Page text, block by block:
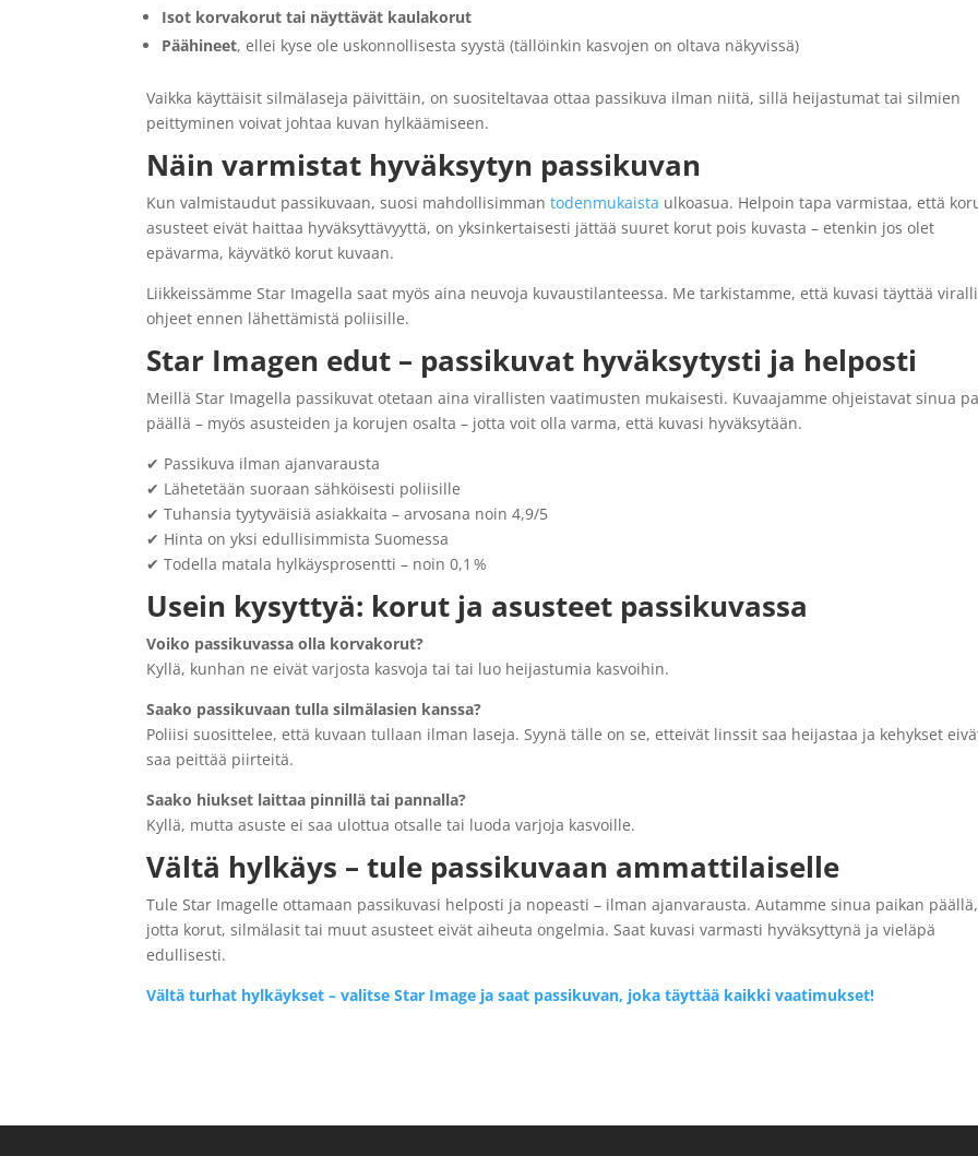
Isot korvakorut tai näyttävät kaulakorut
Päähineet, ellei kyse ole uskonnollisesta syystä (tällöinkin kasvojen on oltava näkyvissä)
Vaikka käyttäisit silmälaseja päivittäin, on suositeltavaa ottaa passikuva ilman niitä, sillä heijastumat tai silmien
peittyminen voivat johtaa kuvan hylkäämiseen.
Näin varmistat hyväksytyn passikuvan
Kun valmistaudut passikuvaan, suosi mahdollisimmantodenmukaista ulkoasua. Helpoin tapa varmistaa, että
asusteet eivät haittaa hyväksyttävyyttä, on yksinkertaisesti jättää suuret korut pois kuvasta – etenkin jos olet
epävarma, käyvätkö korut kuvaan.
Liikkeissämme Star Imagella saat myös aina neuvoja kuvaustilanteessa. Me tarkistamme, että kuvasi täyttää
ohjeet ennen lähettämistä poliisille.
Star Imagen edut – passikuvat hyväksytysti ja helposti
Meillä Star Imagella passikuvat otetaan aina virallisten vaatimusten mukaisesti. Kuvaajamme ohjeistavat sinua
päällä – myös asusteiden ja korujen osalta – jotta voit olla varma, että kuvasi hyväksytään.
✔ Passikuva ilman ajanvarausta
✔ Lähetetään suoraan sähköisesti poliisille
✔ Tuhansia tyytyväisiä asiakkaita – arvosana noin 4,9/5
✔ Hinta on yksi edullisimmista Suomessa
✔ Todella matala hylkäysprosentti – noin 0,1 %
Usein kysyttyä: korut ja asusteet passikuvassa
Voiko passikuvassa olla korvakorut?
Kyllä, kunhan ne eivät varjosta kasvoja tai tai luo heijastumia kasvoihin.
Saako passikuvaan tulla silmälasien kanssa?
Poliisi suosittelee, että kuvaan tullaan ilman laseja. Syynä tälle on se, etteivät linssit saa heijastaa ja kehykset
saa peittää piirteitä.
Saako hiukset laittaa pinnillä tai pannalla?
Kyllä, mutta asuste ei saa ulottua otsalle tai luoda varjoja kasvoille.
Vältä hylkäys – tule passikuvaan ammattilaiselle
Tule Star Imagelle ottamaan passikuvasi helposti ja nopeasti – ilman ajanvarausta. Autamme sinua paikan päällä,
jotta korut, silmälasit tai muut asusteet eivät aiheuta ongelmia. Saat kuvasi varmasti hyväksyttynä ja vieläpä
edullisesti.
Vältä turhat hylkäykset – valitse Star Image ja saat passikuvan, joka täyttää kaikki vaatimukset!